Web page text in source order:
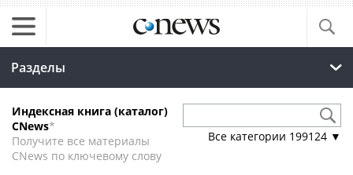
Разделы
Индексная книга (каталог)
CNews*
Получите все материалы
CNews по ключевому слову
Все категории 199124 ▼